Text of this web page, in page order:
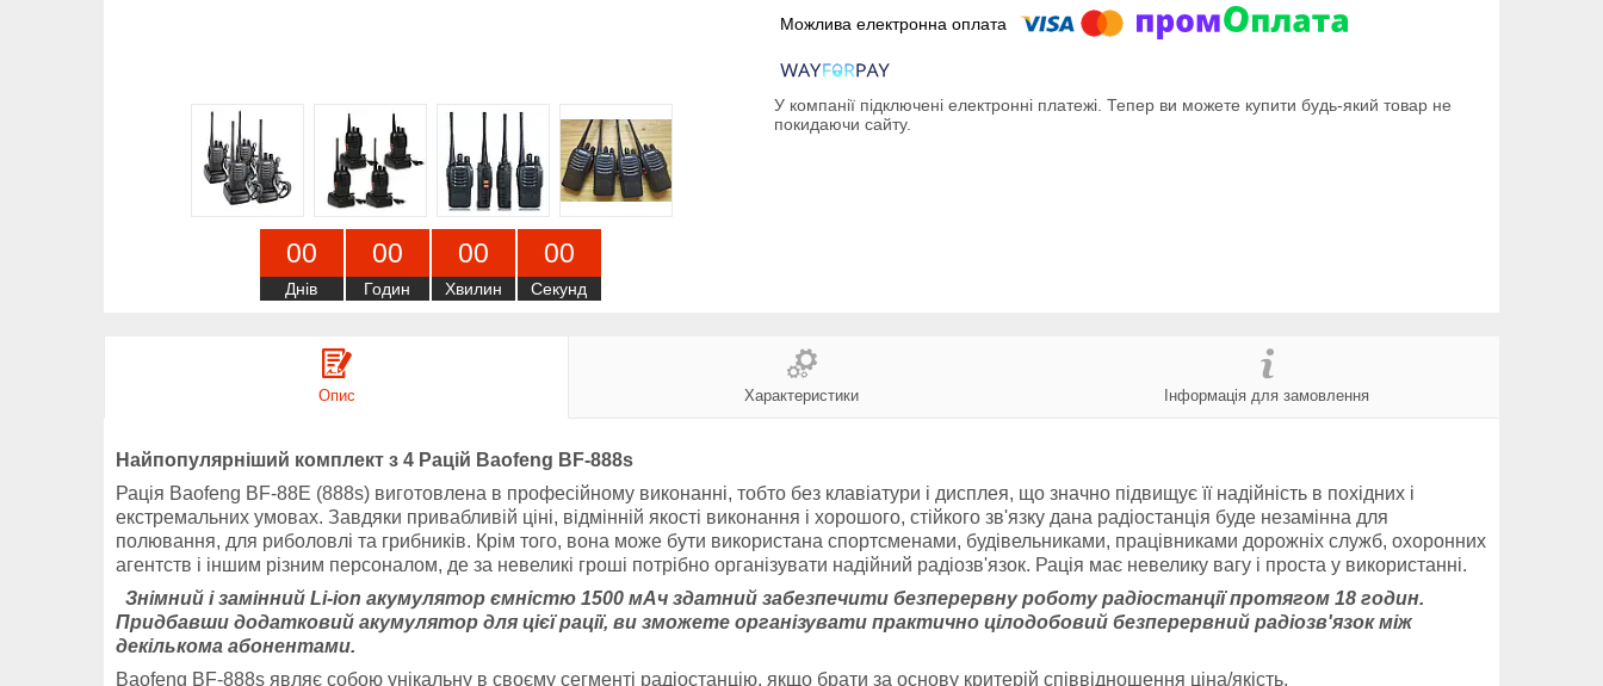
00
Днів
00
Годин
00
Хвилин
00
Секунд
У компанії підключені електронні платежі. Тепер ви можете купити будь-який товар не
покидаючи сайту.
Опис Характеристики Інформація для замовлення
Найпопулярніший комплект з 4 Рацій Baofeng BF-888s
Рація Baofeng BF-88Е (888s) виготовлена ​​в професійному виконанні, тобто без клавіатури і дисплея, що значно підвищує її надійність в похідних і
екстремальних умовах. Завдяки привабливій ціні, відмінній якості виконання і хорошого, стійкого зв'язку дана радіостанція буде незамінна для
полювання, для риболовлі та грибників. Крім того, вона може бути використана спортсменами, будівельниками, працівниками дорожніх служб, охоронних
агентств і іншим різним персоналом, де за невеликі гроші потрібно організувати надійний радіозв'язок. Рація має невелику вагу і проста у використанні.
Знімний і замінний Li-ion акумулятор ємністю 1500 мАч здатний забезпечити безперервну роботу радіостанції протягом 18 годин.
Придбавши додатковий акумулятор для цієї рації, ви зможете організувати практично цілодобовий безперервний радіозв'язок між
декількома абонентами.
Baofeng BF-888s являє собою унікальну в своєму сегменті радіостанцію, якщо брати за основу критерій співвідношення ціна/якість.